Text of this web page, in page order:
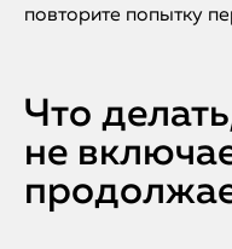
повторите попытку
Что
не